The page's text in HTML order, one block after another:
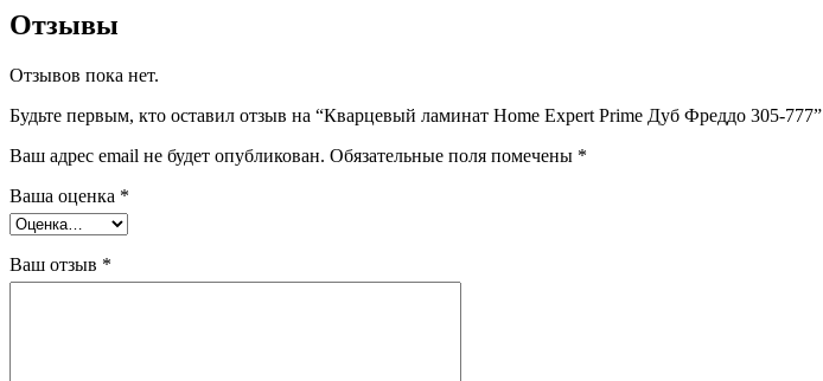
Отзывы
Отзывов пока нет.
Будьте первым, кто оставил отзыв на “Кварцевый ламинат Home Expert Prime Дуб Фреддо 305-777”
Ваш адрес email не будет опубликован. Обязательные поля помечены *
Ваша оценка *
Ваш отзыв *